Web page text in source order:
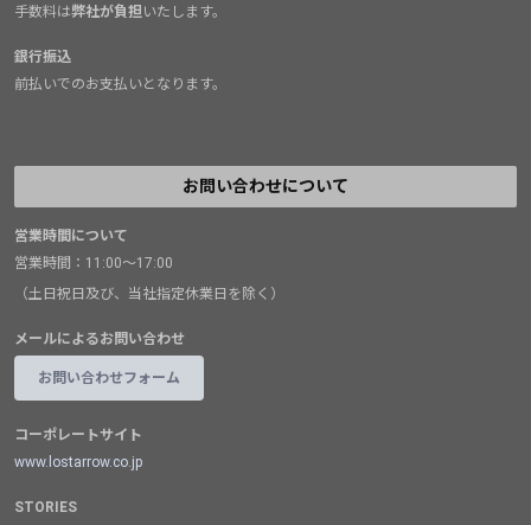
手数料は弊社が負担いたします。
銀行振込
前払いでのお支払いとなります。
お問い合わせについて
営業時間について
営業時間：11:00～17:00
（土日祝日及び、当社指定休業日を除く）
メールによるお問い合わせ
お問い合わせフォーム
コーポレートサイト
www.lostarrow.co.jp
STORIES